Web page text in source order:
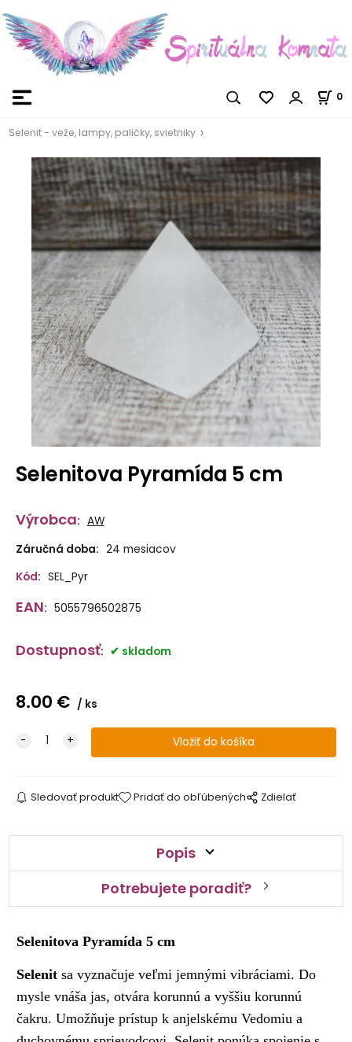
0
Selenit - veže, lampy, paličky, svietniky
Selenitova Pyramída 5 cm
Výrobca: AW
Záručná doba: 24 mesiacov
Kód: SEL_Pyr
EAN: 5055796502875
Dostupnosť: skladom
8.00 € ks
Sledovať produkt Pridať do obľúbených Zdielať
Popis
Potrebujete poradiť?
Selenitova Pyramída 5 cm
Selenit sa vyznačuje veľmi jemnými vibráciami. Do
mysle vnáša jas, otvára korunnú a vyššiu korunnú
čakru. Umožňuje prístup k anjelskému Vedomiu a